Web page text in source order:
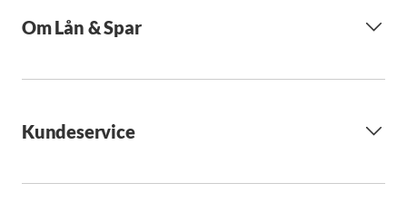
Om Lån & Spar
Kundeservice